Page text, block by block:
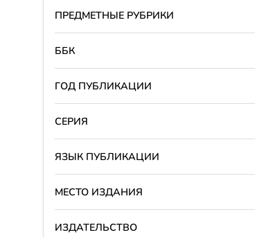
ПРЕДМЕТНЫЕ РУБРИКИ
ББК
ГОД ПУБЛИКАЦИИ
СЕРИЯ
ЯЗЫК ПУБЛИКАЦИИ
МЕСТО ИЗДАНИЯ
ИЗДАТЕЛЬСТВО